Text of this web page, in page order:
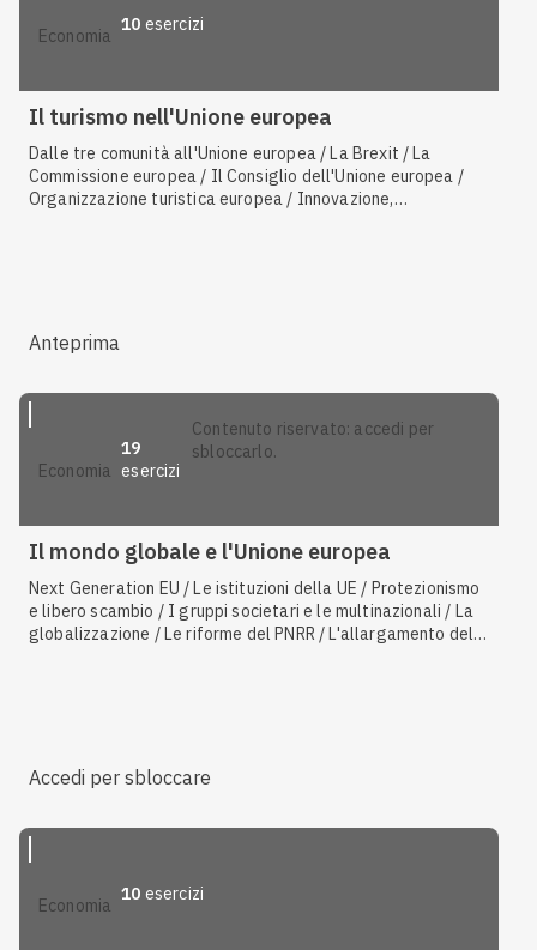
economia
10 esercizi
Il turismo nell'Unione europea
Dalle tre comunità all'Unione europea / La Brexit / La
Commissione europea / Il Consiglio dell'Unione europea /
Organizzazione turistica europea / Innovazione,
Anteprima
economia
19
esercizi
contenuto riservato: accedi per
sbloccarlo.
Il mondo globale e l'Unione europea
Next Generation EU / Le istituzioni della UE / Protezionismo
e libero scambio / I gruppi societari e le multinazionali / La
globalizzazione / Le riforme del PNRR / L'allargamento della
Accedi per sbloccare
economia
10 esercizi